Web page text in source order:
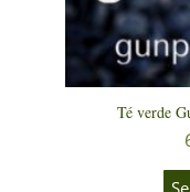
Té verde